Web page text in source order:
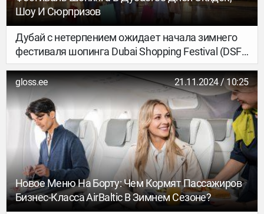
Шоу И Сюрпризов
Дубай с нетерпением ожидает начала зимнего
фестиваля шопинга Dubai Shopping Festival (DSF).
В этом году Департамент управления
фестивалями и розничной торговли Дубая
(DFRE) объединит весь эмират для проведения
грандиозного и поистине уникального 30-го
юбилейного сезона DSF — самого масштабного и
впечатляющего за всю его историю. С 6 декабря
2024 года по 12 января 2025 года гостей ждут 38
дней насыщенной программы с яркими
событиями, концертами мировых звезд и
незабываемыми впечатлениями, создающими
по-настоящему особую атмосферу в этом
gloss.ee 21.11.2024 / 10:25
Новое Меню На Борту: Чем Кормят Пассажиров
Бизнес-Класса AirBaltic В Зимнем Сезоне?